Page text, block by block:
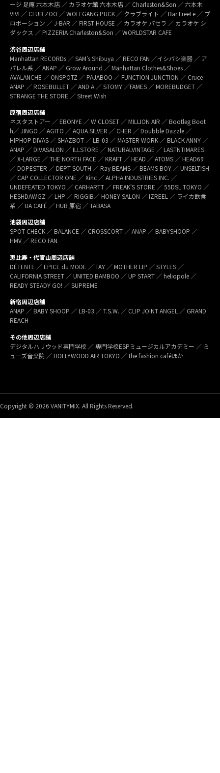
ージ 足庵 六本木店 ／ カラオケ館 六本木店 ／ Charleston&Son ／ 六本木
VIVI ／ CLUB ZOO ／ WOLFGANG PUCK ／ クラブライト ／ Bar FreeLe ／ プ
ロポーション ／ J-BAR ／ FIRST HOUSE ／ カラオケ パセラ ／ カラオケ シ
ダックス ／ PIZZERIA Charleston&Son ／ WORLDSTAR CAFE
渋谷周辺店舗
Manhattan RECORDs ／ SAM’s Shibuya ／ RECO FAN ／イシバシ楽器 ／ ア
パレル系 ／ ANAP ／ Grow Around ／ Manhattan Clothes&Shoes ／
AVALANCHE ／ ONSPOTZ ／ PAJABOO ／ FUNCTION JUNCTION ／ Cruce
ANAP ／ ROSEBULLET ／ AND A ／ STOMY ／FAMES ／ MOREBUDGET ／
STRANGE THE STORE ／ Street Wish
原宿周辺店舗
ネスタストアー ／ EBONYE ／ W CLOSET ／ MILLION AIR ／ Bootleg Boot
h／ JINGO ／ AGITO ／ AQUA SILVER ／ CHER ／ Doubble Dazzle ／
HIPHOP DIVAS ／ SHAZBOT ／ LB-03 ／ MASTER WORK ／ BLACK ANNY ／
ANAP ／ DIVASALON ／ ILLSTORE ／ NATURALVINTAGE ／ LASTNTIMARES
／ X-LARGE ／ THE NORTH FACE ／ KRAFT ／ HEAD ／ ATOMS ／ HEAD69
／ DOPESTER ／ DEPT SOUTH ／ Ray BEAMS ／ BEAMS BOY ／ UNSELTISH
／ CAP COLLECTOR ONE ／ Xinc ／ ALPHA INDUSTRIES INC. ／
UNDEFEATED TOKYO ／ CARHARTT ／ FREAK’S STORE ／ 55DSL TOKYO ／
HESHDAWGZ ／ LHP ／ RIGGIB／ HONEY SALON ／ IZREEL ／ ライカ飲食
系 ／ UA CAFÉ ／ HUB 原宿 ／ TABASA
池袋周辺店舗
SPOT CHECK ／ BALANCE ／ CROSSCORT ／ ANAP ／ BABYSHOOP ／
HMV ／ RECO FAN
恵比寿・代官山周辺店舗
DÉTENTE ／ EPICE du MODE ／ TAY ／ MOTHER LIP ／ STYLES ／
CALIFORNIA STREET ／ UNITED BAMBOO ／ UP START ／ heliopole ／
READY STEADY GO! ／ SUPREME
新宿周辺店舗
ANAP ／ BABY SHOOP ／ LB-03 ／ T.S.W. ／ CLIP JOINT ANGEL ／ GRAND
REACH
その他周辺店舗
デジタルハリウッド専門学校 ／ 専門学校ESPミュージカルアカデミー ／ ミ
ューズ音楽院 ／ HOLLYWOOD AIR TOKYO ／ the fashion caféほか
Copyright © 2026 VANITYMIX. All Rights Reserved.